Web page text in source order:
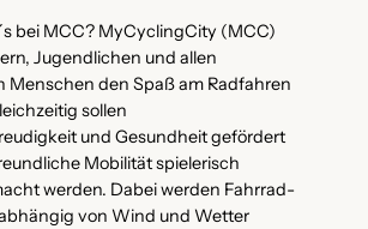
bei MCC? MyCyclingCity (MCC)
Jugendlichen und allen
Menschen den Spaß am Radfahren
sollen
und Gesundheit gefördert
Mobilität spielerisch
werden. Dabei werden Fahrrad-
von Wind und Wetter